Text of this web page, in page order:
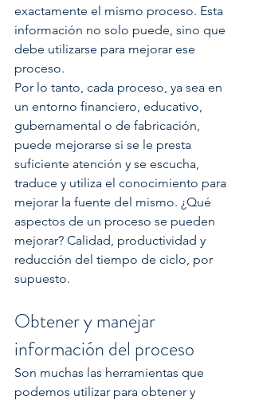
exactamente el mismo proceso. Esta
información no solo puede, sino que
debe utilizarse para mejorar ese
proceso.
Por lo tanto, cada proceso, ya sea en
un entorno financiero, educativo,
gubernamental o de fabricación,
puede mejorarse si se le presta
suficiente atención y se escucha,
traduce y utiliza el conocimiento para
mejorar la fuente del mismo. ¿Qué
aspectos de un proceso se pueden
mejorar? Calidad, productividad y
reducción del tiempo de ciclo, por
supuesto.
Obtener y manejar
información del proceso
Son muchas las herramientas que
podemos utilizar para obtener y